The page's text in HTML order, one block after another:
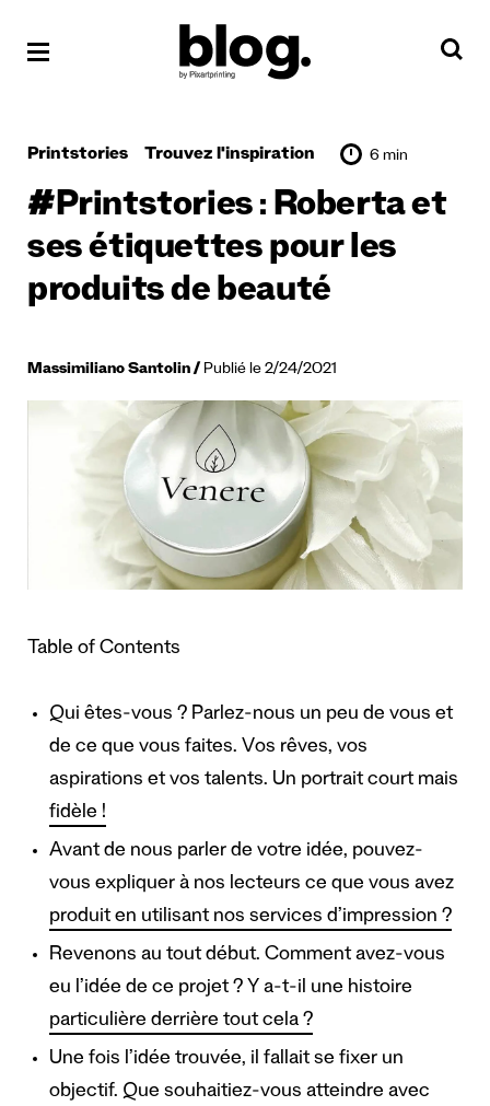
Printstories Trouvez l'inspiration 6 min
#Printstories : Roberta et
ses étiquettes pour les
produits de beauté
Massimiliano Santolin Publié le 2/24/2021
Table of Contents
Qui êtes-vous ? Parlez-nous un peu de vous et
de ce que vous faites. Vos rêves, vos
aspirations et vos talents. Un portrait court mais
fidèle !
Avant de nous parler de votre idée, pouvez-
vous expliquer à nos lecteurs ce que vous avez
produit en utilisant nos services d’impression ?
Revenons au tout début. Comment avez-vous
eu l’idée de ce projet ? Y a-t-il une histoire
particulière derrière tout cela ?
Une fois l’idée trouvée, il fallait se fixer un
objectif. Que souhaitiez-vous atteindre avec